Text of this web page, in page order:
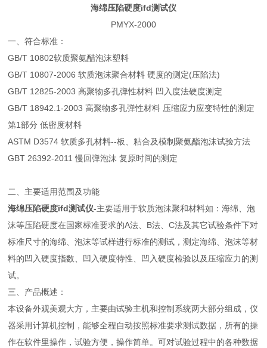
海绵压陷硬度ifd测试仪
PMYX-2000
一、符合标准：
GB/T 10802软质聚氨醋泡沫塑料
GB/T 10807-2006 软质泡沫聚合材料 硬度的测定(压陷法)
GB/T 12825-2003 高聚物多孔弹性材料 凹入度法硬度测定
GB/T 18942.1-2003 高聚物多孔弹性材料 压缩应力应变特性的测定
第1部分 低密度材料
ASTM D3574 软质多孔材料--板、粘合及模制聚氨酯泡沫试验方法
GBT 26392-2011 慢回弹泡沫 复原时间的测定
二、主要适用范围及功能
海绵压陷硬度ifd测试仪-主要适用于软质泡沫聚和材料如：海绵、泡
沫等压陷硬度在国家标准要求的A法、B法、C法及其它试验条件下对
标准尺寸的海绵、泡沫等试样进行标准的测试，测定海绵、泡沫等材
料的凹入硬度指数、凹入硬度特性、凹入硬度检验以及压缩应力的测
试。
三、产品概述：
本设备外观美观大方，主要由试验主机和控制系统两大部分组成，仪
器采用计算机控制，能够全程自动按照标准要求测试数据，所有的操
作在软件里操作，试验方便，操作简单。可对试验过程中的各种数据